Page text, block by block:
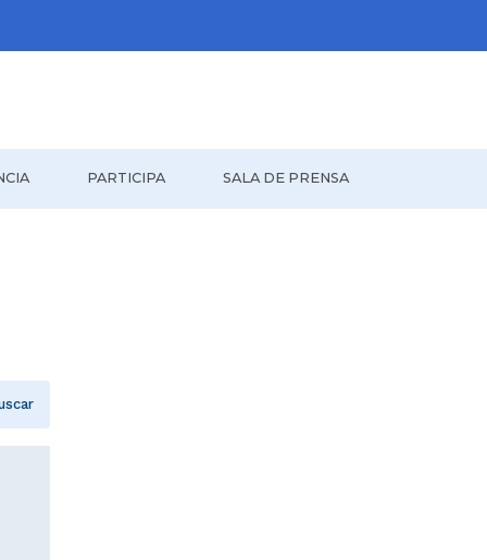
PARTICIPA SALA DE PRENSA